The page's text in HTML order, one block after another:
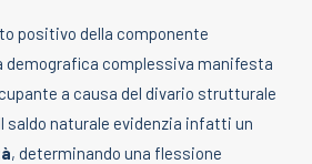
positivo della componente
complessiva manifesta
a causa del divario strutturale
saldo naturale evidenzia infatti un
, determinando una flessione